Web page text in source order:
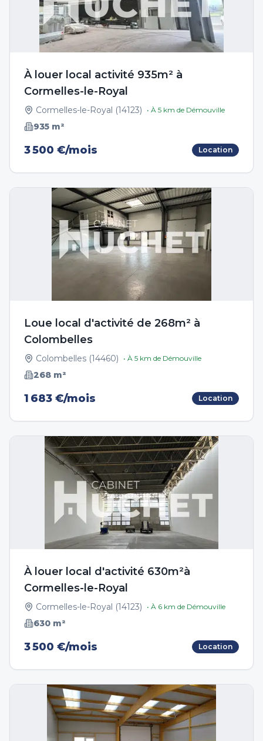
À louer local activité 935m² à
Cormelles-le-Royal
Cormelles-le-Royal (14123) • À 5 km de Démouville
935 m²
3 500 €/mois Location
Loue local d'activité de 268m² à
Colombelles
Colombelles (14460) • À 5 km de Démouville
268 m²
1 683 €/mois Location
À louer local d'activité 630m²à
Cormelles-le-Royal
Cormelles-le-Royal (14123) • À 6 km de Démouville
630 m²
3 500 €/mois Location